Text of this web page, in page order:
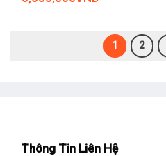
1 2
Thông Tin Liên Hệ